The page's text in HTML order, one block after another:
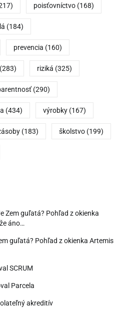
poisťovníctvo (168)
(184)
prevencia (160)
(283) riziká (325)
(290)
(434) výrobky (167)
(183) školstvo (199)
Zem guľatá? Pohľad z okienka
áno…
guľatá? Pohľad z okienka Artemis
SCRUM
Parcela
akreditív